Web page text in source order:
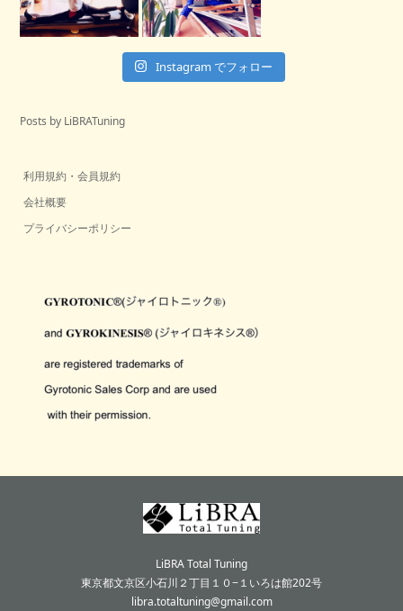
Instagram でフォロー
Posts by LiBRATuning
利用規約・会員規約
会社概要
プライバシーポリシー
LiBRA Total Tuning
東京都文京区小石川２丁目１０−１いろは館202号
libra.totaltuning@gmail.com